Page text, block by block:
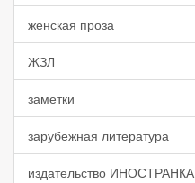
женская проза
ЖЗЛ
заметки
зарубежная литература
издательство ИНОСТРАНКА